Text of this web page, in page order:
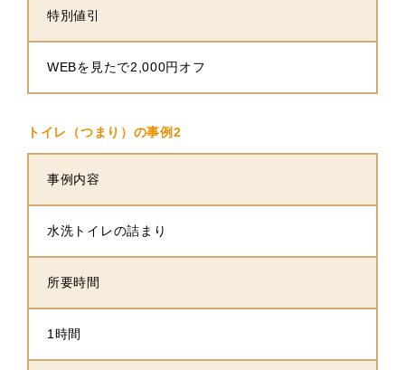
特別値引
WEBを見たで2,000円オフ
トイレ（つまり）の事例2
事例内容
水洗トイレの詰まり
所要時間
1時間